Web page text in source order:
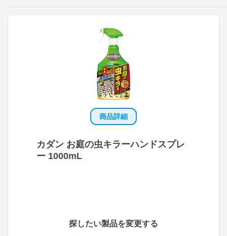
商品詳細
カダン お庭の虫キラーハンドスプレ
ー 1000mL
探したい製品を変更する